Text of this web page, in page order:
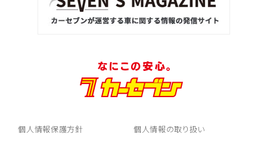
個人情報保護方針
個人情報の取り扱い